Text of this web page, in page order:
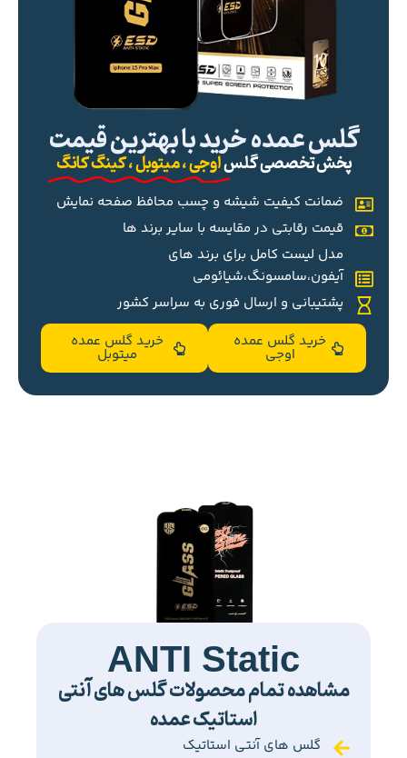
گلس عمده خرید با بهترین قیمت
پخش تخصصی گلساوجی ، میتوبل ، کینگ کانگ
ضمانت کیفیت شیشه و چسب محافظ صفحه نمایش
قیمت رقابتی در مقایسه با سایر برند ها
مدل لیست کامل برای برند های
آیفون،سامسونگ،شیائومی
پشتیبانی و ارسال فوری به سراسر کشور
خرید گلس عمده
اوجی
خرید گلس عمده
میتوبل
ANTI Static
مشاهده تمام محصولات گلس های آنتی
استاتیک عمده
گلس های آنتی استاتیک